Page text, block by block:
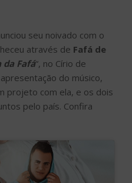
seu noivado com o
através de Fafá de
da Fafá“, no Círio de
do músico,
projeto com ela, e os dois
pelo país. Confira